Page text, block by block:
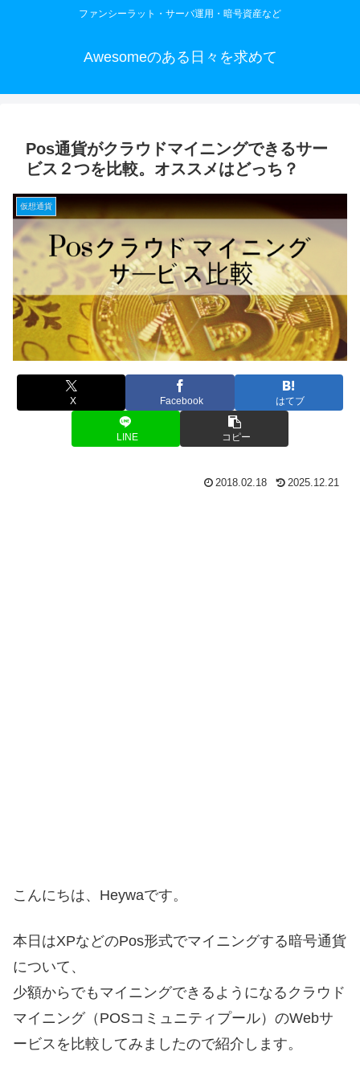
ファンシーラット・サーバ運用・暗号資産など
Awesomeのある日々を求めて
Pos通貨がクラウドマイニングできるサー
ビス２つを比較。オススメはどっち？
仮想通貨
X Facebook はてブ
LINE コピー
2018.02.18 2025.12.21
こんにちは、Heywaです。
本日はXPなどのPos形式でマイニングする暗号通貨
について、
少額からでもマイニングできるようになるクラウド
マイニング（POSコミュニティプール）のWebサ
ービスを比較してみましたので紹介します。